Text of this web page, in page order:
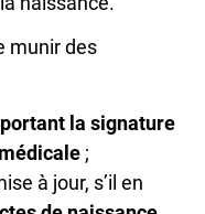
munir des
la signature
;
à jour, s’il en